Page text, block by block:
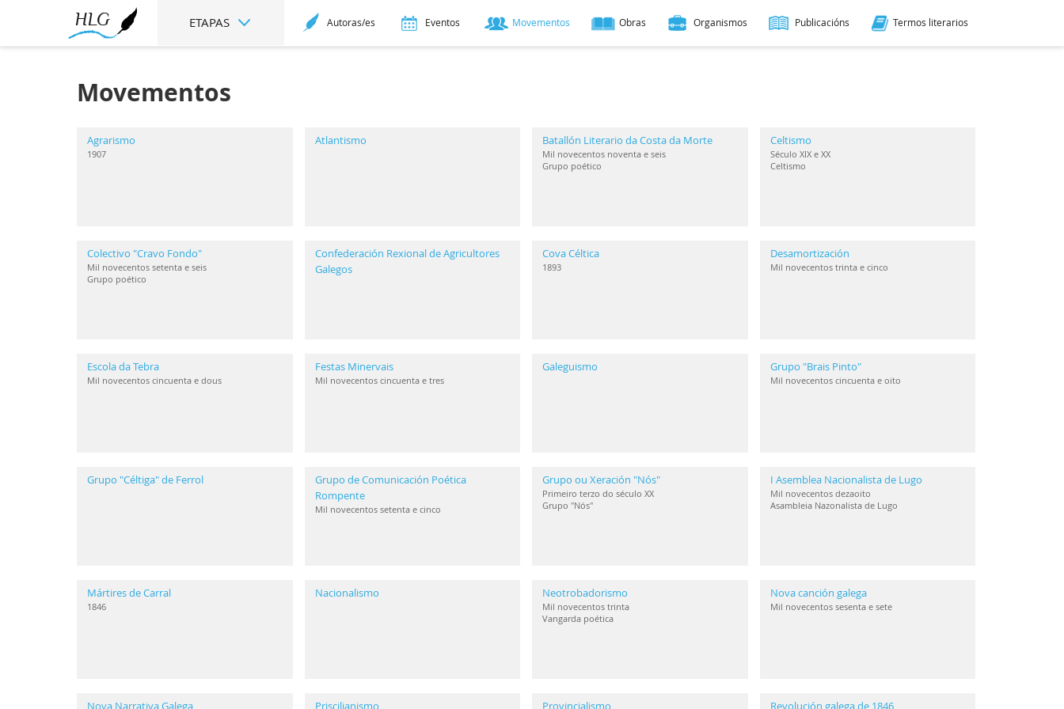
ETAPAS Autoras/es Eventos Movementos Obras Organismos Publicacións Termos literarios
Movementos
Agrarismo
1907
Atlantismo Batallón Literario da Costa da Morte
Mil novecentos noventa e seis
Grupo poético
Celtismo
Século XIX e XX
Celtismo
Colectivo "Cravo Fondo"
Mil novecentos setenta e seis
Grupo poético
Confederación Rexional de Agricultores
Galegos
Cova Céltica
1893
Desamortización
Mil novecentos trinta e cinco
Escola da Tebra
Mil novecentos cincuenta e dous
Festas Minervais
Mil novecentos cincuenta e tres
Galeguismo Grupo "Brais Pinto"
Mil novecentos cincuenta e oito
Grupo "Céltiga" de Ferrol
Grupo de Comunicación Poética
Rompente
Mil novecentos setenta e cinco
Grupo ou Xeración "Nós"
Primeiro terzo do século XX
Grupo "Nós"
I Asemblea Nacionalista de Lugo
Mil novecentos dezaoito
Asambleia Nazonalista de Lugo
Mártires de Carral
1846
Nacionalismo Neotrobadorismo
Mil novecentos trinta
Vangarda poética
Nova canción galega
Mil novecentos sesenta e sete
Nova Narrativa Galega Priscilianismo Provincialismo Revolución galega de 1846